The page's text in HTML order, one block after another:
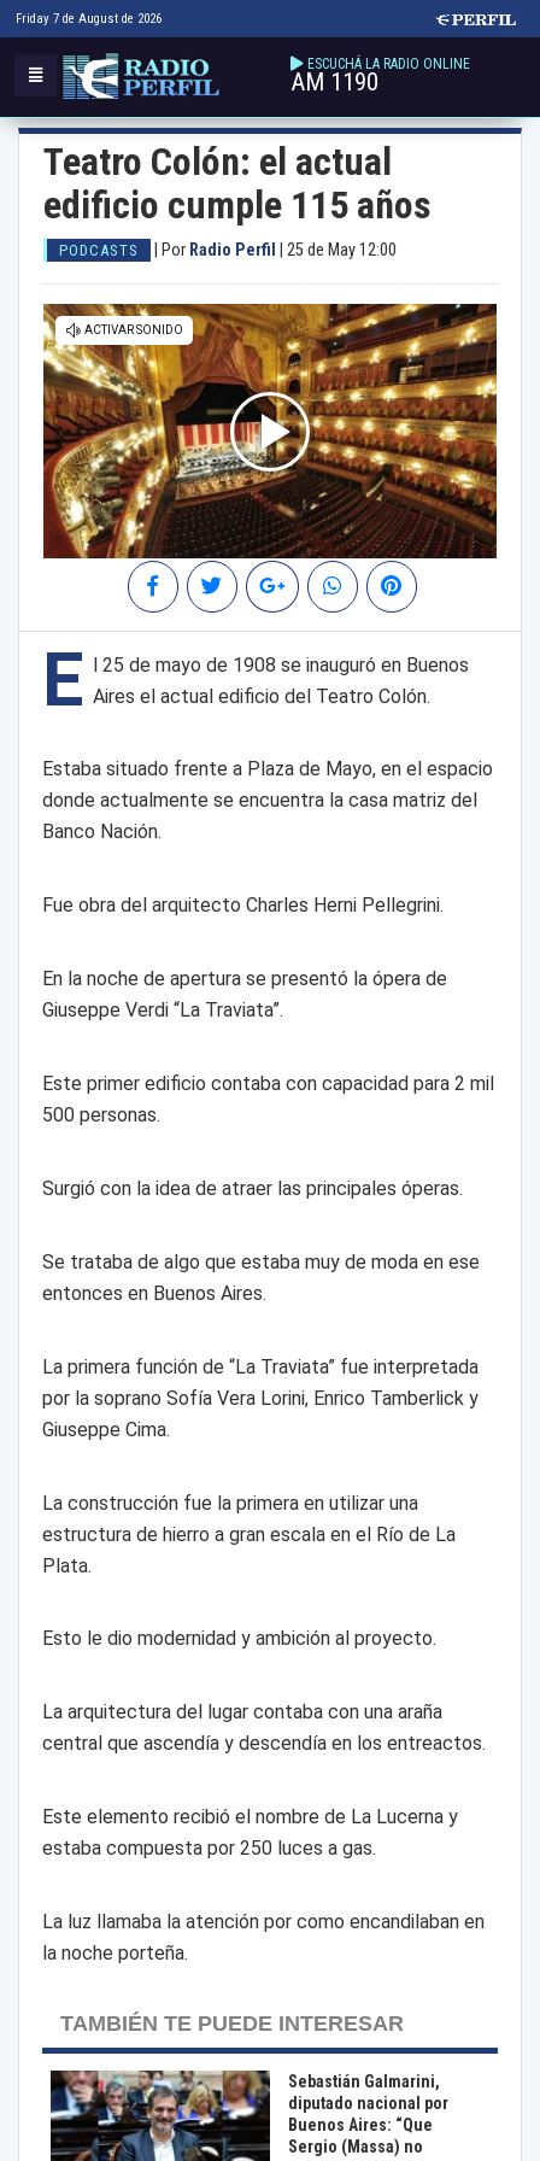
Friday 7 de August de 2026
ESCUCHÁ LA RADIO ONLINE
AM 1190
Teatro Colón: el actual
edificio cumple 115 años
PODCASTS Por Radio Perfil 25 de May 12:00
E l 25 de mayo de 1908 se inauguró en Buenos
Aires el actual edificio del Teatro Colón.
Estaba situado frente a Plaza de Mayo, en el espacio
donde actualmente se encuentra la casa matriz del
Banco Nación.
Fue obra del arquitecto Charles Herni Pellegrini.
En la noche de apertura se presentó la ópera de
Giuseppe Verdi “La Traviata”.
Este primer edificio contaba con capacidad para 2 mil
500 personas.
Surgió con la idea de atraer las principales óperas.
Se trataba de algo que estaba muy de moda en ese
entonces en Buenos Aires.
La primera función de “La Traviata” fue interpretada
por la soprano Sofía Vera Lorini, Enrico Tamberlick y
Giuseppe Cima.
La construcción fue la primera en utilizar una
estructura de hierro a gran escala en el Río de La
Plata.
Esto le dio modernidad y ambición al proyecto.
La arquitectura del lugar contaba con una araña
central que ascendía y descendía en los entreactos.
Este elemento recibió el nombre de La Lucerna y
estaba compuesta por 250 luces a gas.
La luz llamaba la atención por como encandilaban en
la noche porteña.
TAMBIÉN TE PUEDE INTERESAR
Sebastián Galmarini,
diputado nacional por
Buenos Aires: “Que
Sergio (Massa) no